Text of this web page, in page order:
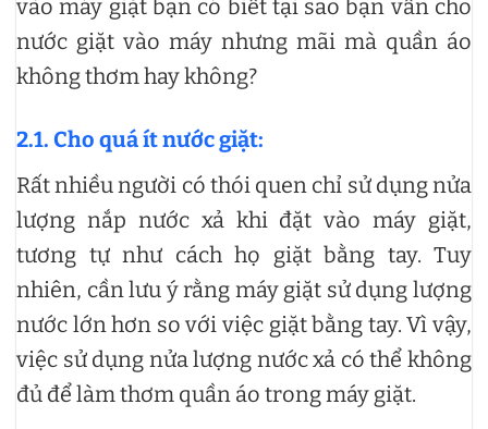
vào máy giặt bạn có biết tại sao bạn vẫn cho
nước giặt vào máy nhưng mãi mà quần áo
không thơm hay không?
2.1. Cho quá ít nước giặt:
Rất nhiều người có thói quen chỉ sử dụng nửa
lượng nắp nước xả khi đặt vào máy giặt,
tương tự như cách họ giặt bằng tay. Tuy
nhiên, cần lưu ý rằng máy giặt sử dụng lượng
nước lớn hơn so với việc giặt bằng tay. Vì vậy,
việc sử dụng nửa lượng nước xả có thể không
đủ để làm thơm quần áo trong máy giặt.